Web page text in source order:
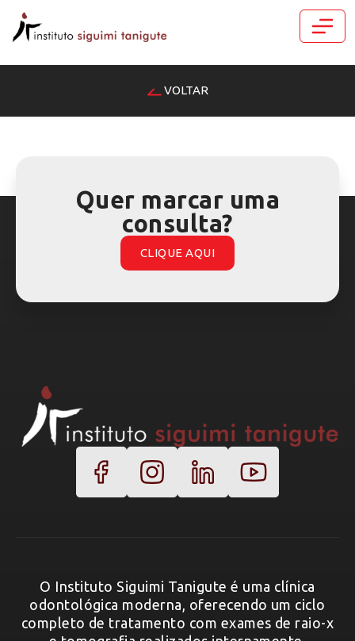
VOLTAR
Quer marcar uma
consulta?
CLIQUE AQUI
O Instituto Siguimi Tanigute é uma clínica
odontológica moderna, oferecendo um ciclo
completo de tratamento com exames de raio-x